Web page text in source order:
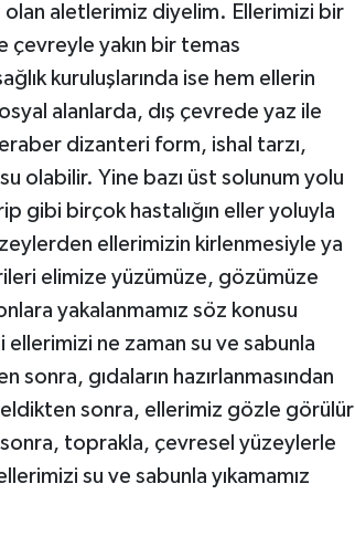
olan aletlerimiz diyelim. Ellerimizi bir
çevreyle yakın bir temas
kuruluşlarında ise hem ellerin
alanlarda, dış çevrede yaz ile
dizanteri form, ishal tarzı,
olabilir. Yine bazı üst solunum yolu
gibi birçok hastalığın eller yoluyla
ellerimizin kirlenmesiyle ya
elimize yüzümüze, gözümüze
yakalanmamız söz konusu
ellerimizi ne zaman su ve sabunla
gıdaların hazırlanmasından
sonra, ellerimiz gözle görülür
toprakla, çevresel yüzeylerle
su ve sabunla yıkamamız